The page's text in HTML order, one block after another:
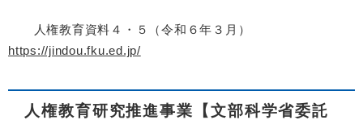
人権教育資料４・５（令和６年３月）
https://jindou.fku.ed.jp/
人権教育研究推進事業【文部科学省委託